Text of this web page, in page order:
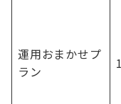
運用おまかせプ
ラン